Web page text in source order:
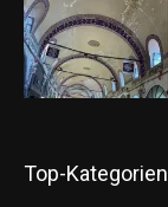
Top-Kategorien